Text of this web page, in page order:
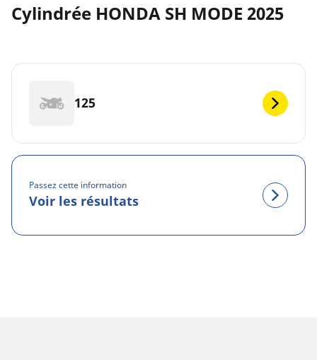
Cylindrée HONDA SH MODE 2025
125
Passez cette information
Voir les résultats